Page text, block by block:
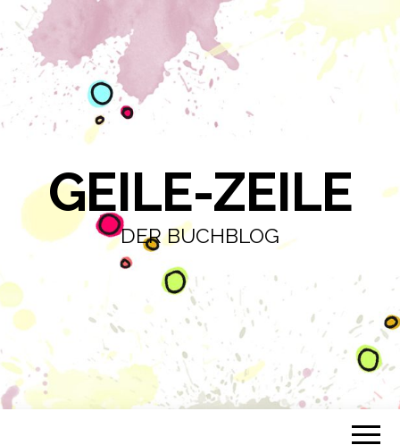
GEILE-ZEILE
DER BUCHBLOG